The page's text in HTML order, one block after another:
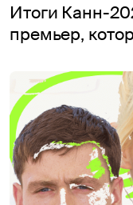
Итоги Канн-
премьер,